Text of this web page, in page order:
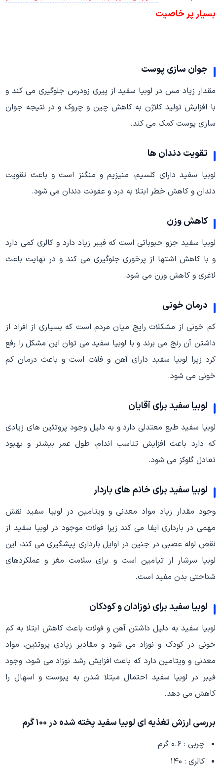
بسیار پر خاصیت
جوان سازی پوست
مقدار زیاد مس در لوبیا سفید از پیری زودرس جلوگیری می کند و
با افزایش تولید کلاژن به کاهش چین و چروک و در نتیجه جوان
سازی پوست کمک می کند.
تقویت دندان ها
لوبیا سفید دارای کلسیم، منیزیم و منگنز است و باعث تقویت
دندان و کاهش خطر ابتلا به درد و عفونت دندان می شود.
کاهش وزن
لوبیا سفید جزو حبوباتی است که فیبر زیاد دارد و کالری کمی دارد
و با کاهش اشتها از پرخوری جلوگیری می کند و در نهایت باعث
لاغری و کاهش وزن می شود.
درمان خونی
کم خونی از مشکلات رایج میان مردم است که بسیاری از افراد از
داشتن آن رنج می برند و با لوبیا سفید می توان این مشکل را رفع
کرد زیرا لوبیا سفید دارای آهن و فلات است و باعث درمان کم
خونی می شود.
لوبیا سفید برای آقایان
لوبیا سفید طبع معتدلی دارد و به دلیل وجود پروتئین های زیادی
که دارد باعث افزایش تناسب اندام، طول عمر بیشتر و بهبود
تعادل گلوکز می شود.
لوبیا سفید برای خانم های باردار
وجود مقدار زیاد مواد معدنی و ویتامین در لوبیا سفید نقش
مهمی در بارداری ایفا می کند زیرا فولات موجود در لوبیا سفید از
نقص لوله عصبی در جنین در اوایل بارداری پیشگیری می کند، این
لوبیا سرشار از تیامین است و برای سلامت مغز و عملکردهای
شناحتی بدن مفید است.
لوبیا سفید برای نوزادان و کودکان
لوبیا سفید به دلیل داشتن آهن و فولات باعث کاهش ابتلا به کم
خونی در کودک و نوزاد می شود و مقادیر زیادی پروتئین، مواد
معدنی و ویتامین دارد که باعث افزایش رشد نوزاد می شود، وجود
فیبر در لوبیا سفید احتمال مبتلا شدن به یبوست و اسهال را
کاهش می دهد.
بررسی ارزش تغذیه ای لوبیا سفید پخته شده در ۱۰۰ گرم
چربی : ۰.۶ گرم
کالری : ۱۴۰